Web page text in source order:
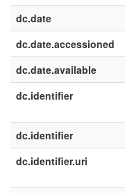
dc.date
dc.date.accessioned
dc.date.available
dc.identifier
dc.identifier
dc.identifier.uri